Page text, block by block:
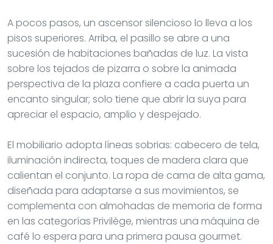
A pocos pasos, un ascensor silencioso lo lleva a los
pisos superiores. Arriba, el pasillo se abre a una
sucesión de habitaciones bañadas de luz. La vista
sobre los tejados de pizarra o sobre la animada
perspectiva de la plaza confiere a cada puerta un
encanto singular; solo tiene que abrir la suya para
apreciar el espacio, amplio y despejado.
El mobiliario adopta líneas sobrias: cabecero de tela,
iluminación indirecta, toques de madera clara que
calientan el conjunto. La ropa de cama de alta gama,
diseñada para adaptarse a sus movimientos, se
complementa con almohadas de memoria de forma
en las categorías Privilège, mientras una máquina de
café lo espera para una primera pausa gourmet.